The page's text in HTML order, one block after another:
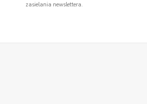
zasielania newslettera.